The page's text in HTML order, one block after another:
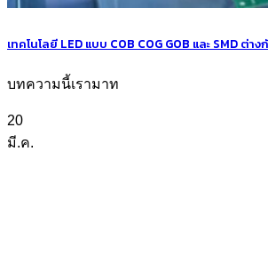
เทคโนโลยี LED แบบ COB COG GOB และ SMD ต่าง
บทความนี้เรามาท
20
มี.ค.